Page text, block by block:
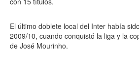
El último doblete local del Inter había
2009/10, cuando conquistó la liga y la
de José Mourinho.